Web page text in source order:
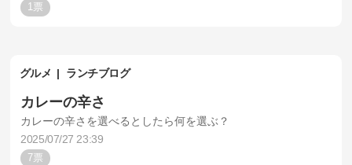
1
グルメ ランチブログ
カレーの辛さ
カレーの辛さを選べるとしたら何を選ぶ？
2025/07/27 23:39
7